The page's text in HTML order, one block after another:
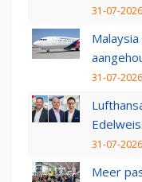
31-07-
31-07-
31-07-
Meer